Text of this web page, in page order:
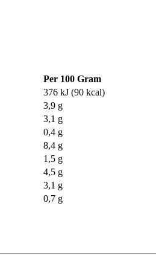
Per 100 Gram
376 kJ (90 kcal)
3,9 g
3,1 g
0,4 g
8,4 g
1,5 g
4,5 g
3,1 g
0,7 g